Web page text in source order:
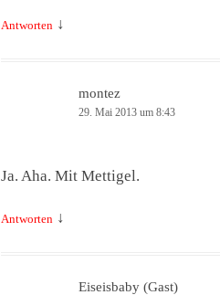
Antworten ↓
montez
29. Mai 2013 um 8:43
Ja. Aha. Mit Mettigel.
Antworten ↓
Eiseisbaby (Gast)